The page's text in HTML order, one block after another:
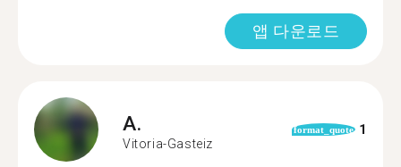
앱 다운로드
A.
Vitoria-Gasteiz
format_quote 1